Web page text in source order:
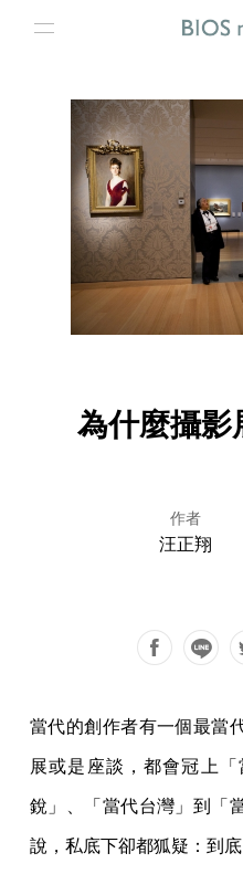
為什麼攝影
作者
汪正翔
當代的創作者有一個最當
展或是座談，都會冠上
銳」、「當代台灣」到「
說，私底下卻都狐疑：到